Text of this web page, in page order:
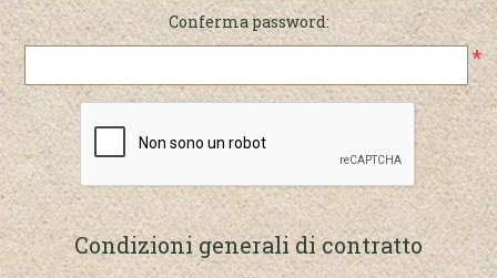
Conferma password:
*
Condizioni generali di contratto